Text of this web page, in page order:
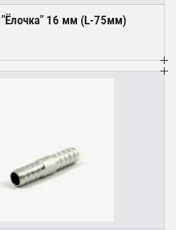
16 мм (L-75мм)